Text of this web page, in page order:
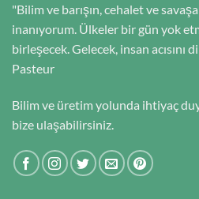
"Bilim ve barışın, cehalet ve
inanıyorum. Ülkeler bir gün yok
birleşecek. Gelecek, insan acısını
Pasteur
Bilim ve üretim yolunda ihtiyaç
bize ulaşabilirsiniz.